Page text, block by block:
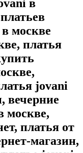
в
москве
платья
jovani
вечерние
москве,
платья от
магазин,